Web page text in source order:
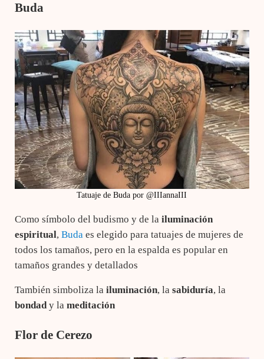
Buda
Tatuaje de Buda por @IIIannaIII
Como símbolo del budismo y de la iluminación
espiritual, Buda es elegido para tatuajes de mujeres de
todos los tamaños, pero en la espalda es popular en
tamaños grandes y detallados
También simboliza la iluminación, la sabiduría, la
bondady la meditación
Flor de Cerezo